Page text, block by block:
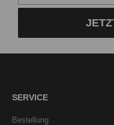
SERVICE
Bestellung